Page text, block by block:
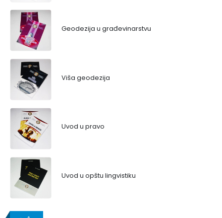
Geodezija u građevinarstvu
Viša geodezija
Uvod u pravo
Uvod u opštu lingvistiku